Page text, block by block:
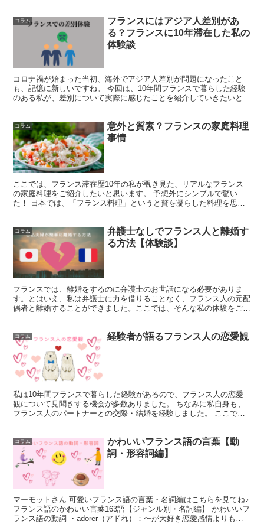
コラム
フランスにはアジア人差別があ
る？フランスに10年滞在した私の
体験談
コロナ禍が始まった当初、海外でアジア人差別が問題になったこと
も、記憶に新しいですね。 今回は、10年間フランスで暮らした経験
のある私が、差別について実際に感じたことを紹介していきたいと思
コラム
意外と質素？フランスの家庭料理
事情
ここでは、フランス滞在歴10年の私が覗き見た、リアルなフランス
の家庭料理をご紹介したいと思います。 予想外にシンプルで驚い
た！ 日本では、「フランス料理」というと贅を凝らした料理を思い
コラム
弁護士なしでフランス人と離婚す
る方法【体験談】
フランスでは、離婚をするのに弁護士のお世話になる必要がありま
す。とはいえ、私は弁護士に力を借りることなく、フランス人の元配
偶者と離婚することができました。ここでは、そんな私の体験をご紹
コラム 経験者が語るフランス人の恋愛観
私は10年間フランスで暮らした経験があるので、フランス人の恋愛
観について見聞きする機会が多数ありました。 ちなみに私自身も、
フランス人のパートナーとの交際・結婚を経験しました。 ここで
コラム
かわいいフランス語の言葉【動
詞・形容詞編】
マーモットさん 可愛いフランス語の言葉・名詞編はこちらを見てね♪
フランス語のかわいい言葉163語【ジャンル別・名詞編】 かわいいフ
ランス語の動詞 ・adorer（アドれ）：〜が大好き恋愛感情よりも、